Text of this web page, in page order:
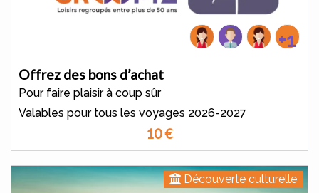
+1
Offrez des bons d’achat
Pour faire plaisir à coup sûr
Valables pour tous les voyages 2026-2027
10€
Découverte culturelle